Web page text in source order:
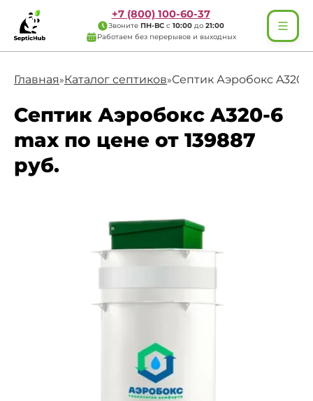
+7 (800) 100-60-37
Звоните ПН-ВС с 10:00 до 21:00
Работаем без перерывов и выходных
Главная»Каталог септиков»Септик Аэробокс A320-
Септик Аэробокс A320-6
max по цене от 139887
руб.